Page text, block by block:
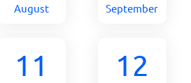
August September
11 12